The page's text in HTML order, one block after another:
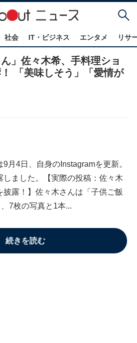
社会 IT・ビジネス エンタメ リサ
」佐々木希、手料理ショ
「美味しそう」「愛情が
月4日、自身のInstagramを更新。
しました。【実際の投稿：佐々木
露！】佐々木さんは「子供ご飯
7枚の写真と1本...
続きを読む